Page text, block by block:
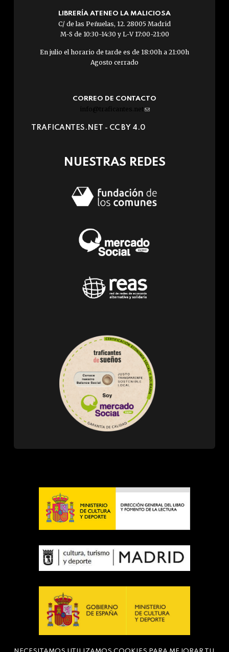
LIBRERÍA ATENEO LA MALICIOSA
C/ de las Peñuelas, 12. 28005 Madrid
M-S de 10:30-14:30 y L-V 17:00-21:00
En julio el horario de tarde es de 18:00h a 21:00h
Agosto cerrado
CORREO DE CONTACTO
info@traficantes.net (link
e-
TRAFICANTES.NET - CC BY 4.0
NUESTRAS REDES